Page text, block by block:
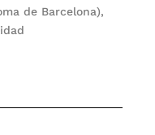
de Barcelona),